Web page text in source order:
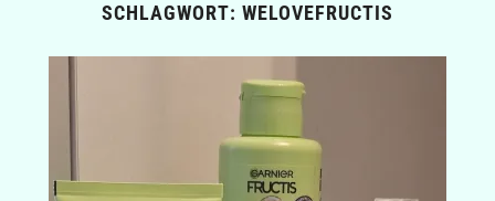
SCHLAGWORT: WELOVEFRUCTIS